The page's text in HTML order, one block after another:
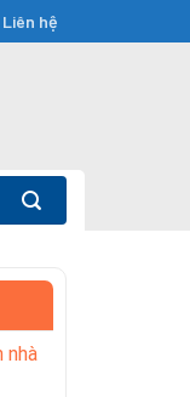
Liên hệ
nhà